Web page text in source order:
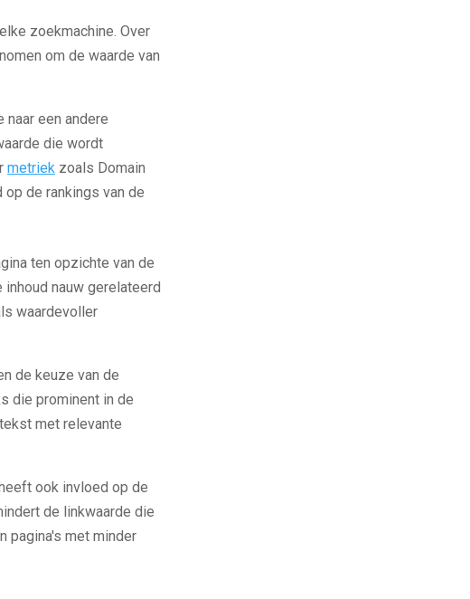
zoekmachine. Over
om de waarde van
een andere
die wordt
metriek zoals Domain
de rankings van de
ten opzichte van de
nauw gerelateerd
waardevoller
de keuze van de
die prominent in de
met relevante
ook invloed op de
de linkwaarde die
pagina's met minder